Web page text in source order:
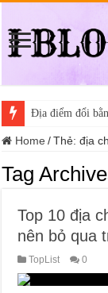
Địa điểm đổi
Home / Thẻ:địa
Tag
Top 10 địa
nên bỏ qua
TopList 0